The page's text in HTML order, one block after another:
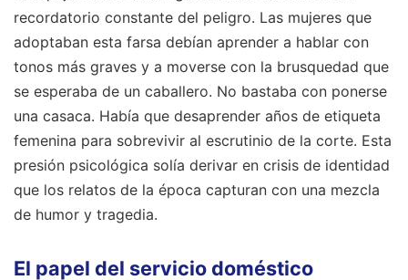
recordatorio constante del peligro. Las mujeres que
adoptaban esta farsa debían aprender a hablar con
tonos más graves y a moverse con la brusquedad que
se esperaba de un caballero. No bastaba con ponerse
una casaca. Había que desaprender años de etiqueta
femenina para sobrevivir al escrutinio de la corte. Esta
presión psicológica solía derivar en crisis de identidad
que los relatos de la época capturan con una mezcla
de humor y tragedia.
El papel del servicio doméstico